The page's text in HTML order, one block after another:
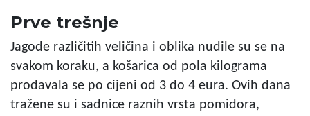
Prve trešnje
Jagode različitih veličina i oblika nudile su se na
svakom koraku, a košarica od pola kilograma
prodavala se po cijeni od 3 do 4 eura. Ovih dana
tražene su i sadnice raznih vrsta pomidora,